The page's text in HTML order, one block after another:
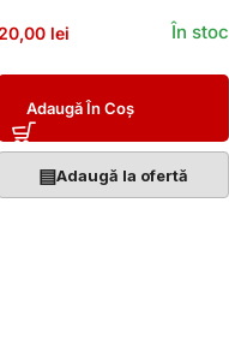
lei În stoc
Adaugă În Coș
▤Adaugă la ofertă